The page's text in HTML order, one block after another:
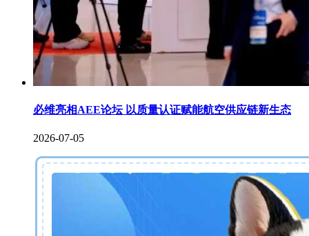
必维亮相AEE论坛 以质量认证赋能航空供应链新生态
2026-07-05